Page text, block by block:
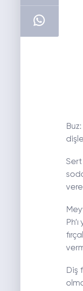
Sert
Diş